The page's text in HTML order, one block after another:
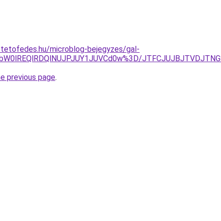
microblog-bejegyzes/gal-
previous page.